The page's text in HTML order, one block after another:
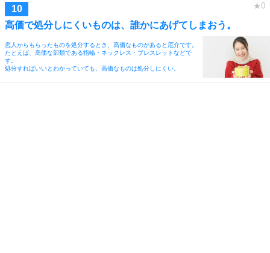
高価で処分しにくいものは、誰かにあげてしまおう。
恋人からもらったものを処分するとき、高価なものがあると厄介です。
たとえば、高価な部類である指輪・ネックレス・ブレスレットなどで
す。
処分すればいいとわかっていても、高価なものは処分しにくい。